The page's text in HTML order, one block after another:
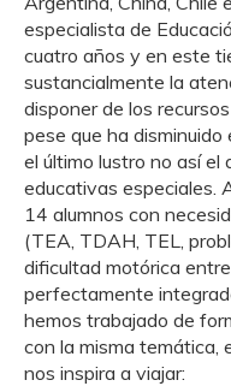
especialista de
cuatro años y en este
sustancialmente la
disponer de los
pese que ha disminuido
el último lustro no así el
educativas especiales.
14 alumnos con
(TEA, TDAH, TEL,
dificultad motórica
perfectamente
hemos trabajado de
con la misma temática,
nos inspira a viajar: